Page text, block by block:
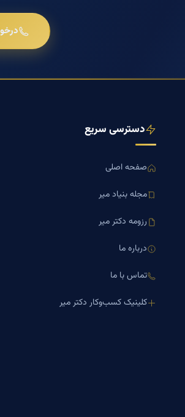
دسترسی سریع
صفحه اصلی
مجله بنیاد میر
رزومه دکتر میر
درباره ما
تماس با ما
کلینیک کسب‌وکار دکتر میر